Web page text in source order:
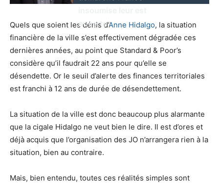
ouverte"
Quels que soient les dénis d’Anne Hidalgo, la situation
financière de la ville s’est effectivement dégradée ces
dernières années, au point que Standard & Poor’s
considère qu’il faudrait 22 ans pour qu’elle se
désendette. Or le seuil d’alerte des finances territoriales
est franchi à 12 ans de durée de désendettement.
La situation de la ville est donc beaucoup plus alarmante
que la cigale Hidalgo ne veut bien le dire. Il est d’ores et
déjà acquis que l’organisation des JO n’arrangera rien à la
situation, bien au contraire.
Mais, bien entendu, toutes ces réalités simples sont